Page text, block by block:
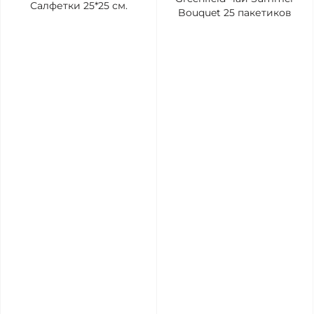
Салфетки 25*25 см.
Bouquet 25 пакетиков